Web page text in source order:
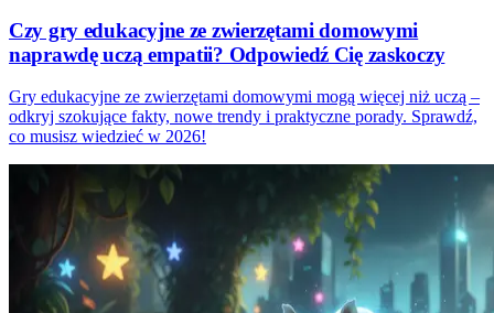
Czy gry edukacyjne ze zwierzętami domowymi
naprawdę uczą empatii? Odpowiedź Cię zaskoczy
Gry edukacyjne ze zwierzętami domowymi mogą więcej niż uczą –
odkryj szokujące fakty, nowe trendy i praktyczne porady. Sprawdź,
co musisz wiedzieć w 2026!